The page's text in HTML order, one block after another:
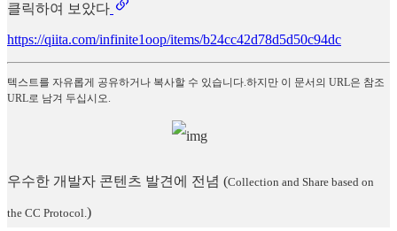
클릭하여 보았다
https://qiita.com/infinite1oop/items/b24cc42d78d5d50c94dc
텍스트를 자유롭게 공유하거나 복사할 수 있습니다.하지만 이 문서의 URL은 참조
URL로 남겨 두십시오.
우수한 개발자 콘텐츠 발견에 전념 (Collection and Share based on
the CC Protocol. )